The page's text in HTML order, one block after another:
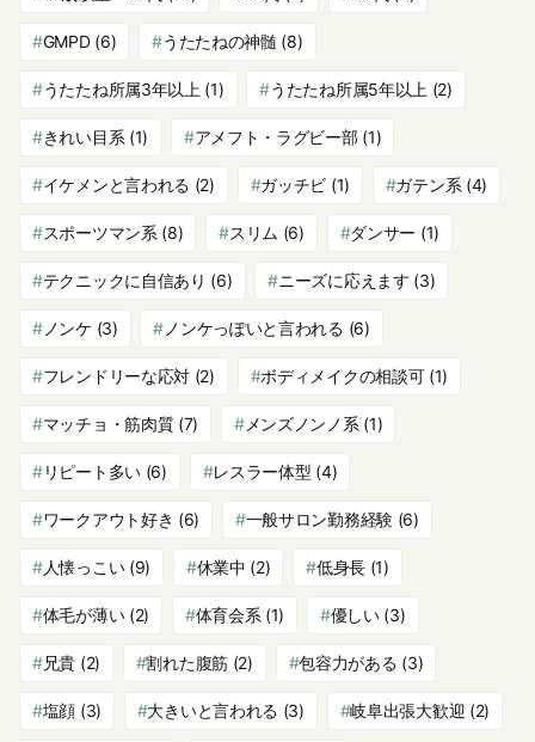
GMPD(6) うたたねの神髄 (8)
うたたね所属3年以上 (1) うたたね所属5年以上 (2)
きれい目系 (1) アメフト・ラグビー部(1)
イケメンと言われる (2) ガッチビ (1) ガテン系 (4)
スポーツマン系 (8) スリム (6) ダンサー (1)
テクニックに自信あり (6) ニーズに応えます (3)
ノンケ (3) ノンケっぽいと言われる (6)
フレンドリーな応対 (2) ボディメイクの相談可(1)
マッチョ・筋肉質(7) メンズノンノ系 (1)
リピート多い(6) レスラー体型 (4)
ワークアウト好き (6) 一般サロン勤務経験(6)
人懐っこい(9) 休業中 (2) 低身長 (1)
体毛が薄い(2) 体育会系 (1) 優しい(3)
兄貴 (2) 割れた腹筋(2) 包容力がある (3)
塩顔 (3) 大きいと言われる (3) 岐阜出張大歓迎 (2)